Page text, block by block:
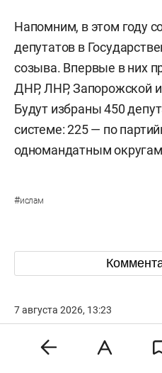
Напомним, в этом году
депутатов в
созыва. Впервые в них
ДНР, ЛНР, Запорожской и
Будут избраны 450
системе: 225 — по
одномандатным
#ислам
7 августа 2026, 13:23
Путин и